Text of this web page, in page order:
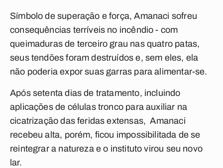
Símbolo de superação e força, Amanaci sofreu
consequências terríveis no incêndio - com
queimaduras de terceiro grau nas quatro patas,
seus tendões foram destruídos e, sem eles, ela
não poderia expor suas garras para alimentar-se.
Após setenta dias de tratamento, incluindo
aplicações de células tronco para auxiliar na
cicatrização das feridas extensas, Amanaci
recebeu alta, porém, ficou impossibilitada de se
reintegrar a natureza e o instituto virou seu novo
lar.